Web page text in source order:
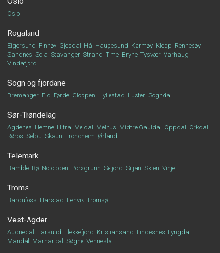
Oslo
Rogaland
Eigersund Finnøy Gjesdal Hå Haugesund Karmøy Klepp Rennesøy
Sandnes Sola Stavanger Strand Time Bryne Tysvær Varhaug
Vindafjord
Sogn og fjordane
Bremanger Eid Førde Gloppen Hyllestad Luster Sogndal
Sør-Trøndelag
Agdenes Hemne Hitra Meldal Melhus Midtre Gauldal Oppdal
Orkdal
Røros Selbu Skaun Trondheim Ørland
Telemark
Bamble Bø Notodden Porsgrunn Seljord Siljan Skien Vinje
Troms
Bardufoss Harstad Lenvik Tromsø
Vest-Agder
Audnedal Farsund Flekkefjord Kristiansand Lindesnes Lyngdal
Mandal
Marnardal Søgne Vennesla